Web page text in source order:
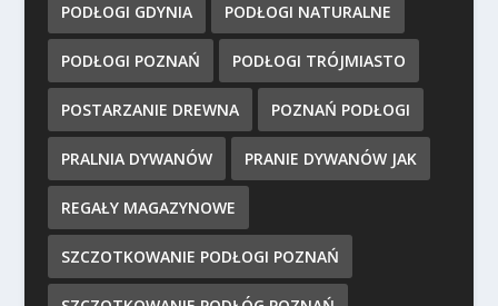
PODŁOGI GDYNIA PODŁOGI NATURALNE
PODŁOGI POZNAŃ PODŁOGI TRÓJMIASTO
POSTARZANIE DREWNA POZNAŃ PODŁOGI
PRALNIA DYWANÓW PRANIE DYWANÓW JAK
REGAŁY MAGAZYNOWE
SZCZOTKOWANIE PODŁOGI POZNAŃ